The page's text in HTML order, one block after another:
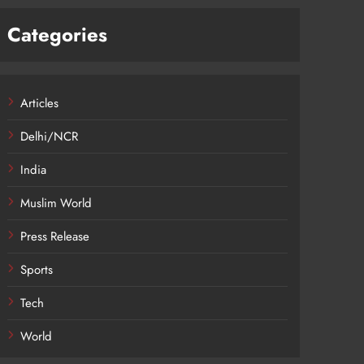
Categories
Articles
Delhi/NCR
India
Muslim World
Press Release
Sports
Tech
World